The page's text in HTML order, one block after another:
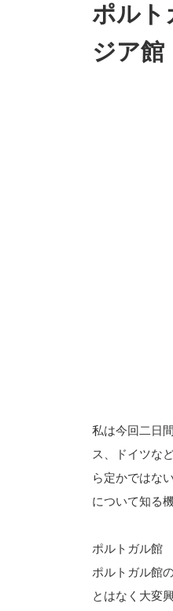
ポルト
ジア館
私は今回二日
ス、ドイツな
ら定かではな
について知る
ポルトガル館
ポルトガル館
とはなく大変